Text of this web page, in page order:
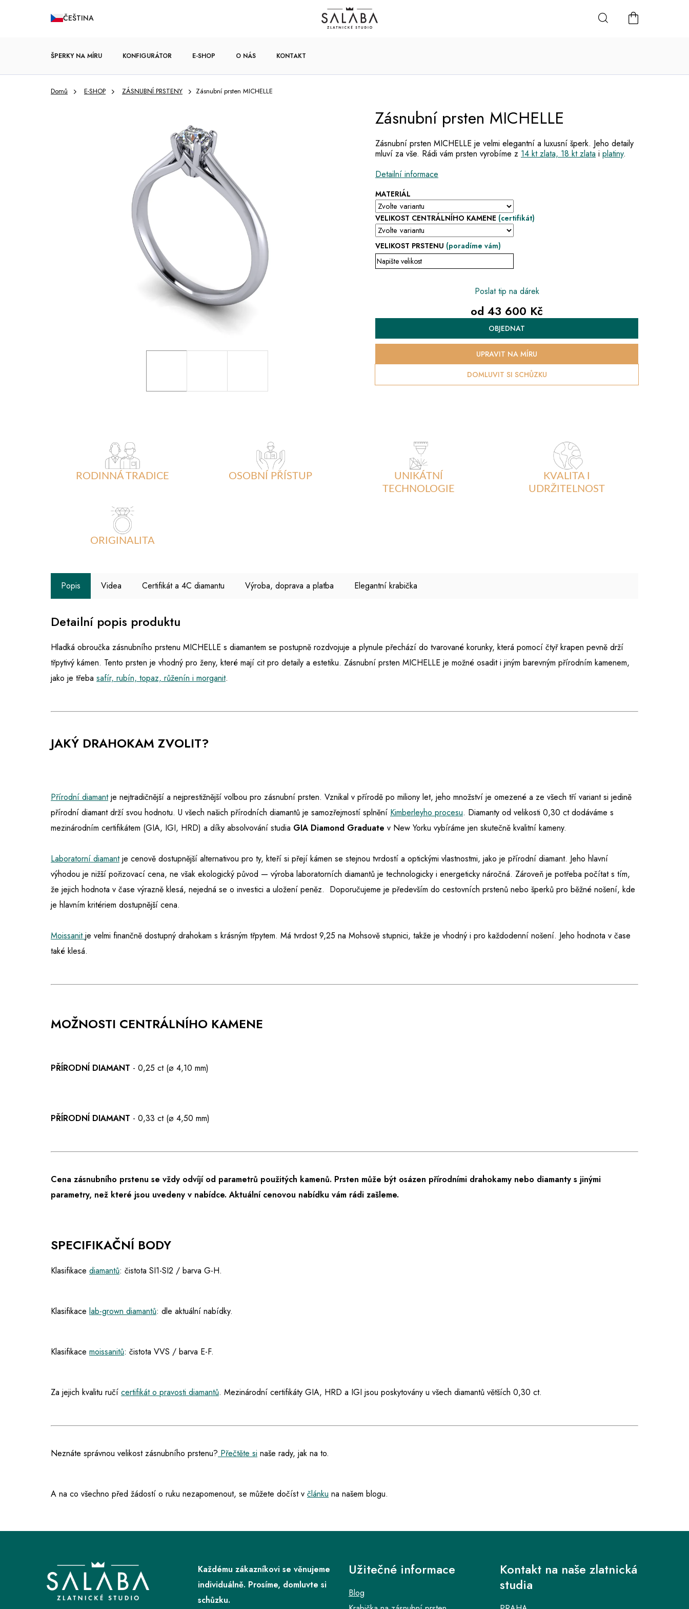
ČEŠTINA
NÁKUPNÍ
ŠPERKY NA MÍRU KONFIGURÁTOR E-SHOP
ZÁSNUBNÍ PRSTENY
O NÁS KONTAKT
Domů E-SHOP ZÁSNUBNÍ PRSTENY Zásnubní prsten MICHELLE
MATERIÁL
VELIKOST CENTRÁLNÍHO KAMENE (certifikát)
VELIKOST PRSTENU (poradíme vám)
Zásnubní prsten MICHELLE je velmi elegantní a luxusní šperk. Jeho detaily
mluví za vše. Rádi vám prsten vyrobíme z 14 kt zlata, 18 kt zlata i platiny.
Detailní informace
Zásnubní prsten MICHELLE
Poslat tip na dárek
od 43 600 Kč
Měrná
cena:
OBJEDNAT
DOMLUVIT SI SCHŮZKU
UPRAVIT NA MÍRU
RODINNÁ TRADICE OSOBNÍ PŘÍSTUP
UNIKÁTNÍ
TECHNOLOGIE
KVALITA I
UDRŽITELNOST
ORIGINALITA
Popis Videa Certifikát a 4C diamantu Výroba, doprava a platba Elegantní krabička
Detailní popis produktu
Hladká obroučka zásnubního prstenu MICHELLE s diamantem se postupně rozdvojuje a plynule přechází do tvarované korunky, která pomocí čtyř krapen pevně drží
třpytivý kámen. Tento prsten je vhodný pro ženy, které mají cit pro detaily a estetiku. Zásnubní prsten MICHELLE je možné osadit i jiným barevným přírodním kamenem,
jako je třeba safír, rubín, topaz, růženín i morganit.
JAKÝ DRAHOKAM ZVOLIT?
Přírodní diamantje nejtradičnější a nejprestižnější volbou pro zásnubní prsten. Vznikal v přírodě po miliony let, jeho množství je omezené a ze všech tří variant si jedině
přírodní diamant drží svou hodnotu. U všech našich přírodních diamantů je samozřejmostí splnění Kimberleyho procesu. Diamanty od velikosti 0,30 ct dodáváme s
mezinárodním certifikátem (GIA, IGI, HRD) a díky absolvování studia GIA Diamond Graduate v New Yorku vybíráme jen skutečně kvalitní kameny.
Laboratorní diamant je cenově dostupnější alternativou pro ty, kteří si přejí kámen se stejnou tvrdostí a optickými vlastnostmi, jako je přírodní diamant. Jeho hlavní
výhodou je nižší pořizovací cena, ne však ekologický původ — výroba laboratorních diamantů je technologicky i energeticky náročná. Zároveň je potřeba počítat s tím,
že jejich hodnota v čase výrazně klesá, nejedná se o investici a uložení peněz. Doporučujeme je především do cestovních prstenů nebo šperků pro běžné nošení, kde
je hlavním kritériem dostupnější cena.
Moissanit je velmi finančně dostupný drahokam s krásným třpytem. Má tvrdost 9,25 na Mohsově stupnici, takže je vhodný i pro každodenní nošení. Jeho hodnota v čase
také klesá.
MOŽNOSTI CENTRÁLNÍHO KAMENE
PŘÍRODNÍ DIAMANT - 0,25 ct (⌀ 4,10 mm)
PŘÍRODNÍ DIAMANT - 0,33 ct (⌀ 4,50 mm)
Cena zásnubního prstenu se vždy odvíjí od parametrů použitých kamenů. Prsten může být osázen přírodními drahokamy nebo diamanty s jinými
parametry, než které jsou uvedeny v nabídce.Aktuální cenovou nabídku vám rádi zašleme.
SPECIFIKAČNÍ BODY
Klasifikace diamantů: čistota SI1-SI2 / barva G-H.
Klasifikace lab-grown diamantů: dle aktuální nabídky.
Klasifikace moissanitů: čistota VVS / barva E-F.
Za jejich kvalitu ručí certifikát o pravosti diamantů. Mezinárodní certifikáty GIA, HRD a IGI jsou poskytovány u všech diamantů větších 0,30 ct.
Neznáte správnou velikost zásnubního prstenu? Přečtěte si naše rady, jak na to.
A na co všechno před žádostí o ruku nezapomenout, se můžete dočíst v článku na našem blogu.
Každému zákazníkovi se věnujeme
individuálně. Prosíme, domluvte si
schůzku.
Užitečné informace
Blog
Kontakt na naše zlatnická
studia